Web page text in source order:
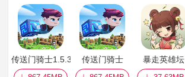
传送门骑士1.5.3 传送门骑士 暴走英雄坛